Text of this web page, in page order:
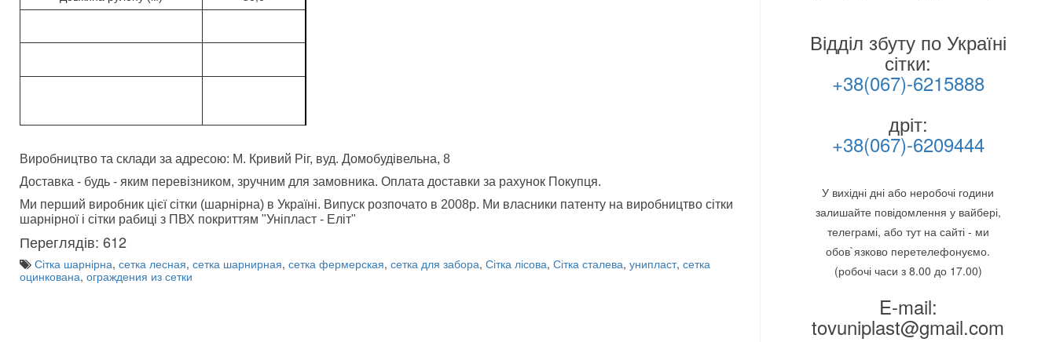
Виробництво та склади за адресою: М. Кривий Ріг, вуд. Домобудівельна, 8
Доставка - будь - яким перевізником, зручним для замовника. Оплата доставки за рахунок Покупця.
Ми перший виробник цієї сітки (шарнірна) в Україні. Випуск розпочато в 2008р. Ми власники патенту на виробництво сітки
шарнірної і сітки рабиці з ПВХ покриттям "Уніпласт - Еліт"
Переглядів: 612
Сітка шарнірна, сетка лесная, сетка шарнирная, сетка фермерская, сетка для забора, Сітка лісова, Сітка сталева, унипласт, сетка
оцинкована, ограждения из сетки
Відділ збуту по Україні
сітки:
+38(067)-6215888
дріт:
+38(067)-6209444
У вихідні дні або неробочі години
залишайте повідомлення у вайбері,
телеграмі, або тут на сайті - ми
обов`язково перетелефонуємо.
(робочі часи з 8.00 до 17.00)
E-mail:
tovuniplast@gmail.com